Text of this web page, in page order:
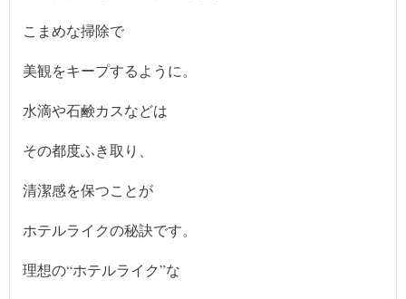
こまめな掃除で
美観をキープするように。
水滴や石鹸カスなどは
その都度ふき取り、
清潔感を保つことが
ホテルライクの秘訣です。
理想の“ホテルライク”な